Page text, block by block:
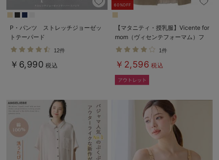
P・パンツ ストレッチジョーゼッ
トテーパード
12件
￥6,990 税込
60%OFF
【マタニティ・授乳服】Vicente for
mom（ヴィセンテフォーマム）フ
ロントプリーツワンピース【出産後
1件
￥2,596 税込